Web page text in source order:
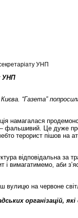
УНП
УНП
“Газета”
намагалася
фальшивий. Це дуже
терорист пішов на
відповідальна за
вимагатимемо, аби
вулицю на червоне
організацій,